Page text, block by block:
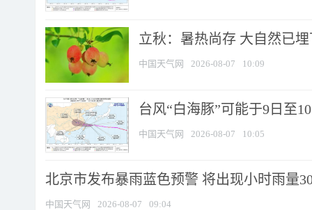
立秋：暑热尚存 大自然已
中国天气网 2026-08-07 10:09
台风“白海豚”可能于9日至
中国天气网 2026-08-07 10:05
北京市发布暴雨蓝色预警 将出现小时雨量
中国天气网 2026-08-07 09:04